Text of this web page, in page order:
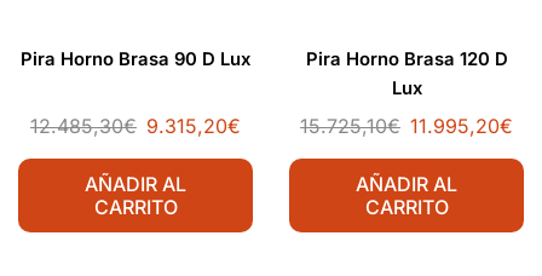
Pira Horno Brasa 90 D Lux
12.485,30€ 9.315,20€
AÑADIR AL
CARRITO
Pira Horno Brasa 120 D
Lux
15.725,10€ 11.995,20€
AÑADIR AL
CARRITO